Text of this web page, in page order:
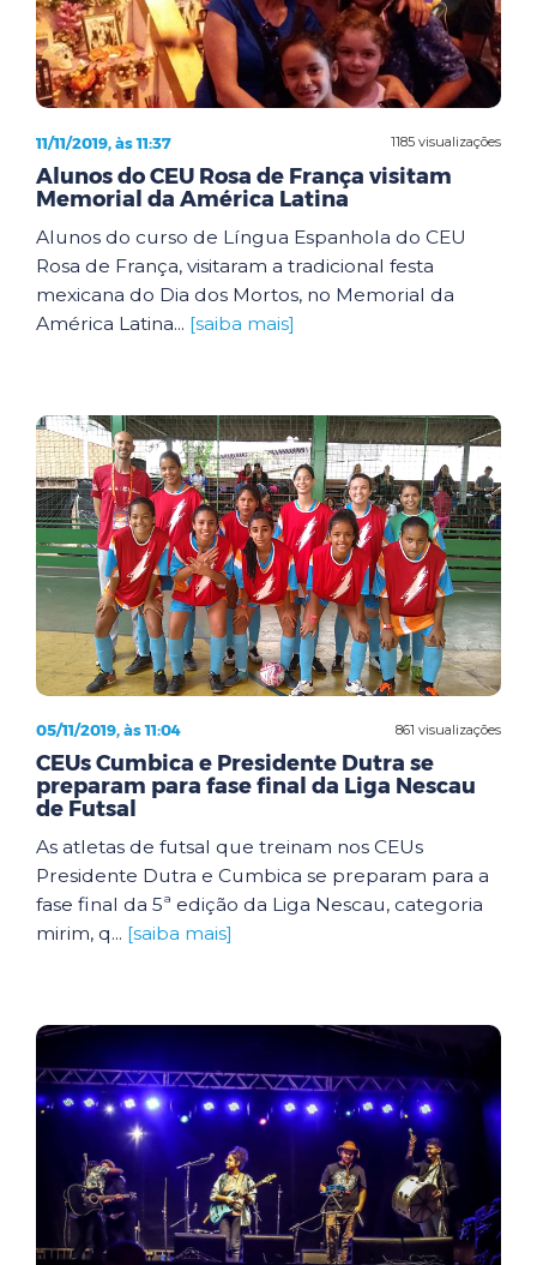
1185 visualizações
11/11/2019, às 11:37
Alunos do CEU Rosa de França visitam
Memorial da América Latina
Alunos do curso de Língua Espanhola do CEU
Rosa de França, visitaram a tradicional festa
mexicana do Dia dos Mortos, no Memorial da
América Latina... [saiba mais]
861 visualizações
05/11/2019, às 11:04
CEUs Cumbica e Presidente Dutra se
preparam para fase final da Liga Nescau
de Futsal
As atletas de futsal que treinam nos CEUs
Presidente Dutra e Cumbica se preparam para a
fase final da 5ª edição da Liga Nescau, categoria
mirim, q... [saiba mais]